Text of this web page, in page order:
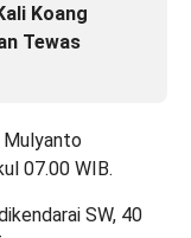
Koang
Tewas
Mulyanto
07.00 WIB.
SW, 40